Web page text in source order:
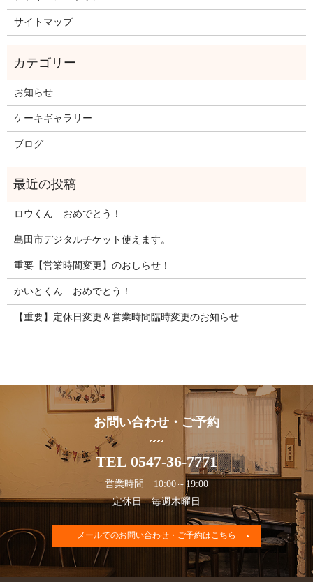
サイトマップ
お知らせ
ケーキギャラリー
ブログ
ロウくん おめでとう！
島田市デジタルチケット使えます。
重要【営業時間変更】のおしらせ！
かいとくん おめでとう！
【重要】定休日変更＆営業時間臨時変更のお知らせ
お問い合わせ・ご予約
TEL 0547-36-7771
営業時間 10:00～19:00
定休日 毎週木曜日
メールでのお問い合わせ・ご予約はこちら